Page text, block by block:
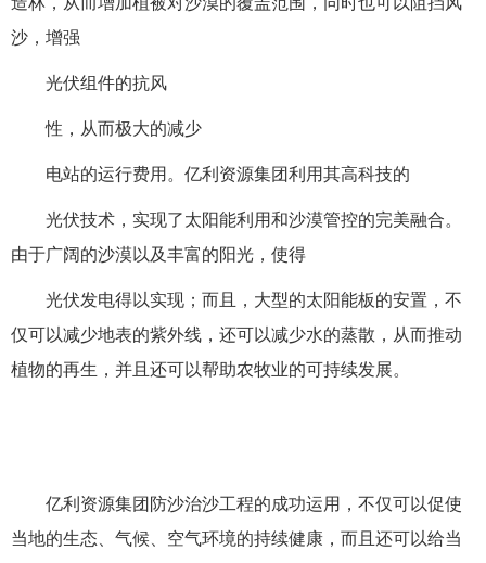
沙，增强
光伏组件的抗风
性，从而极大的减少
电站的运行费用。亿利资源集团利用其高科技的
光伏技术，实现了太阳能利用和沙漠管控的完美融合。
由于广阔的沙漠以及丰富的阳光，使得
光伏发电得以实现；而且，大型的太阳能板的安置，不
仅可以减少地表的紫外线，还可以减少水的蒸散，从而推动
植物的再生，并且还可以帮助农牧业的可持续发展。
亿利资源集团防沙治沙工程的成功运用，不仅可以促使
当地的生态、气候、空气环境的持续健康，而且还可以给当